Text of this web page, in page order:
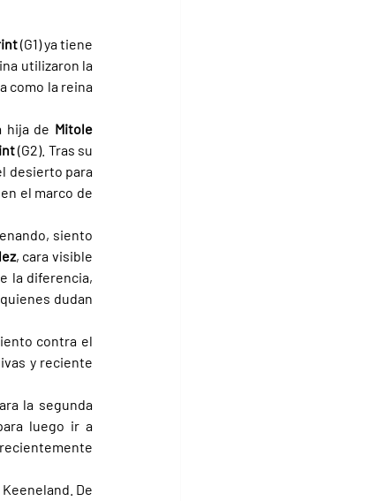
(G1) ya tiene
utilizaron la
como la reina
hija de
(G2). Tras su
desierto para
en el marco de
siento
, cara visible
la diferencia,
dudan
contra el
y reciente
la segunda
recientemente
De